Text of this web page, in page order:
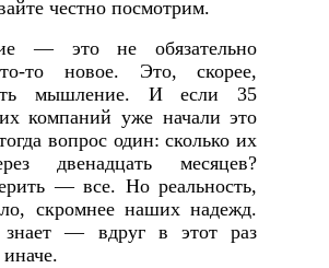
честно посмотрим.
— это не обязательно
то новое. Это, скорее,
мышление. И если 35
компаний уже начали это
вопрос один: сколько их
двенадцать месяцев?
— все. Но реальность,
скромнее наших надежд.
— вдруг в этот раз